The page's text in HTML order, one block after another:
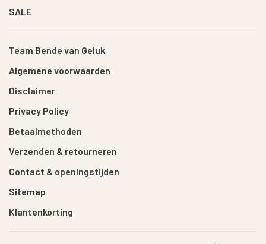
SALE
Team Bende van Geluk
Algemene voorwaarden
Disclaimer
Privacy Policy
Betaalmethoden
Verzenden & retourneren
Contact & openingstijden
Sitemap
Klantenkorting